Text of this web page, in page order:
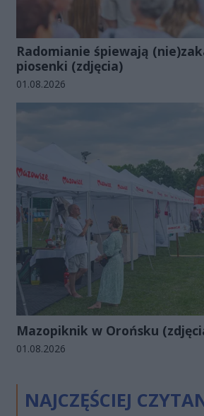
Radomianie śpiewają
piosenki (zdjęcia)
Data dodania galerii:
01.08.2026
Mazopiknik w Orońsku
Data dodania galerii:
01.08.2026
NAJCZĘŚCIEJ